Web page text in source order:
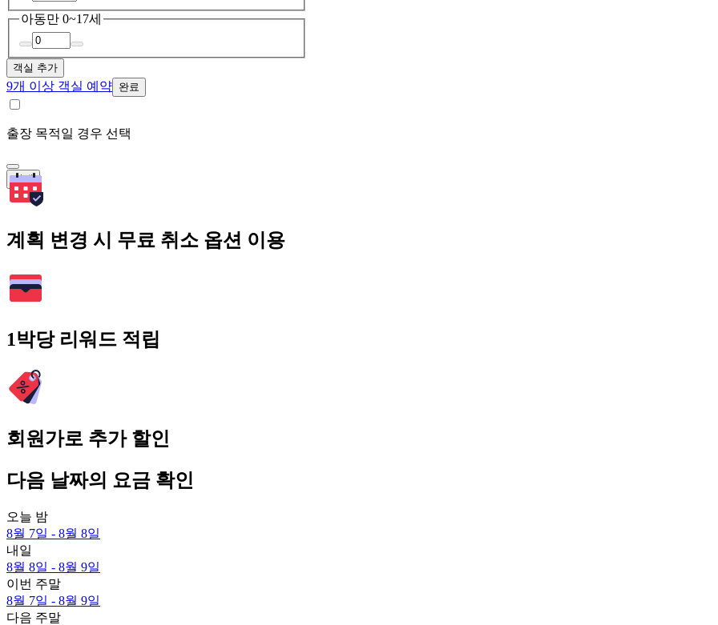
아동만 0~17세
객실 추가
9개 이상 객실 예약 완료
출장 목적일 경우 선택
검색
계획 변경 시 무료 취소 옵션 이용
1박당 리워드 적립
회원가로 추가 할인
다음 날짜의 요금 확인
오늘 밤
8월 7일 - 8월 8일
내일
8월 8일 - 8월 9일
이번 주말
8월 7일 - 8월 9일
다음 주말